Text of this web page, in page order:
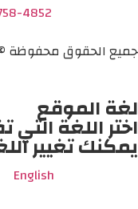
4852
جميع الحقوق محفوظة ©
لغة الموقع
اختر اللغة
يمكنك تغيير
English